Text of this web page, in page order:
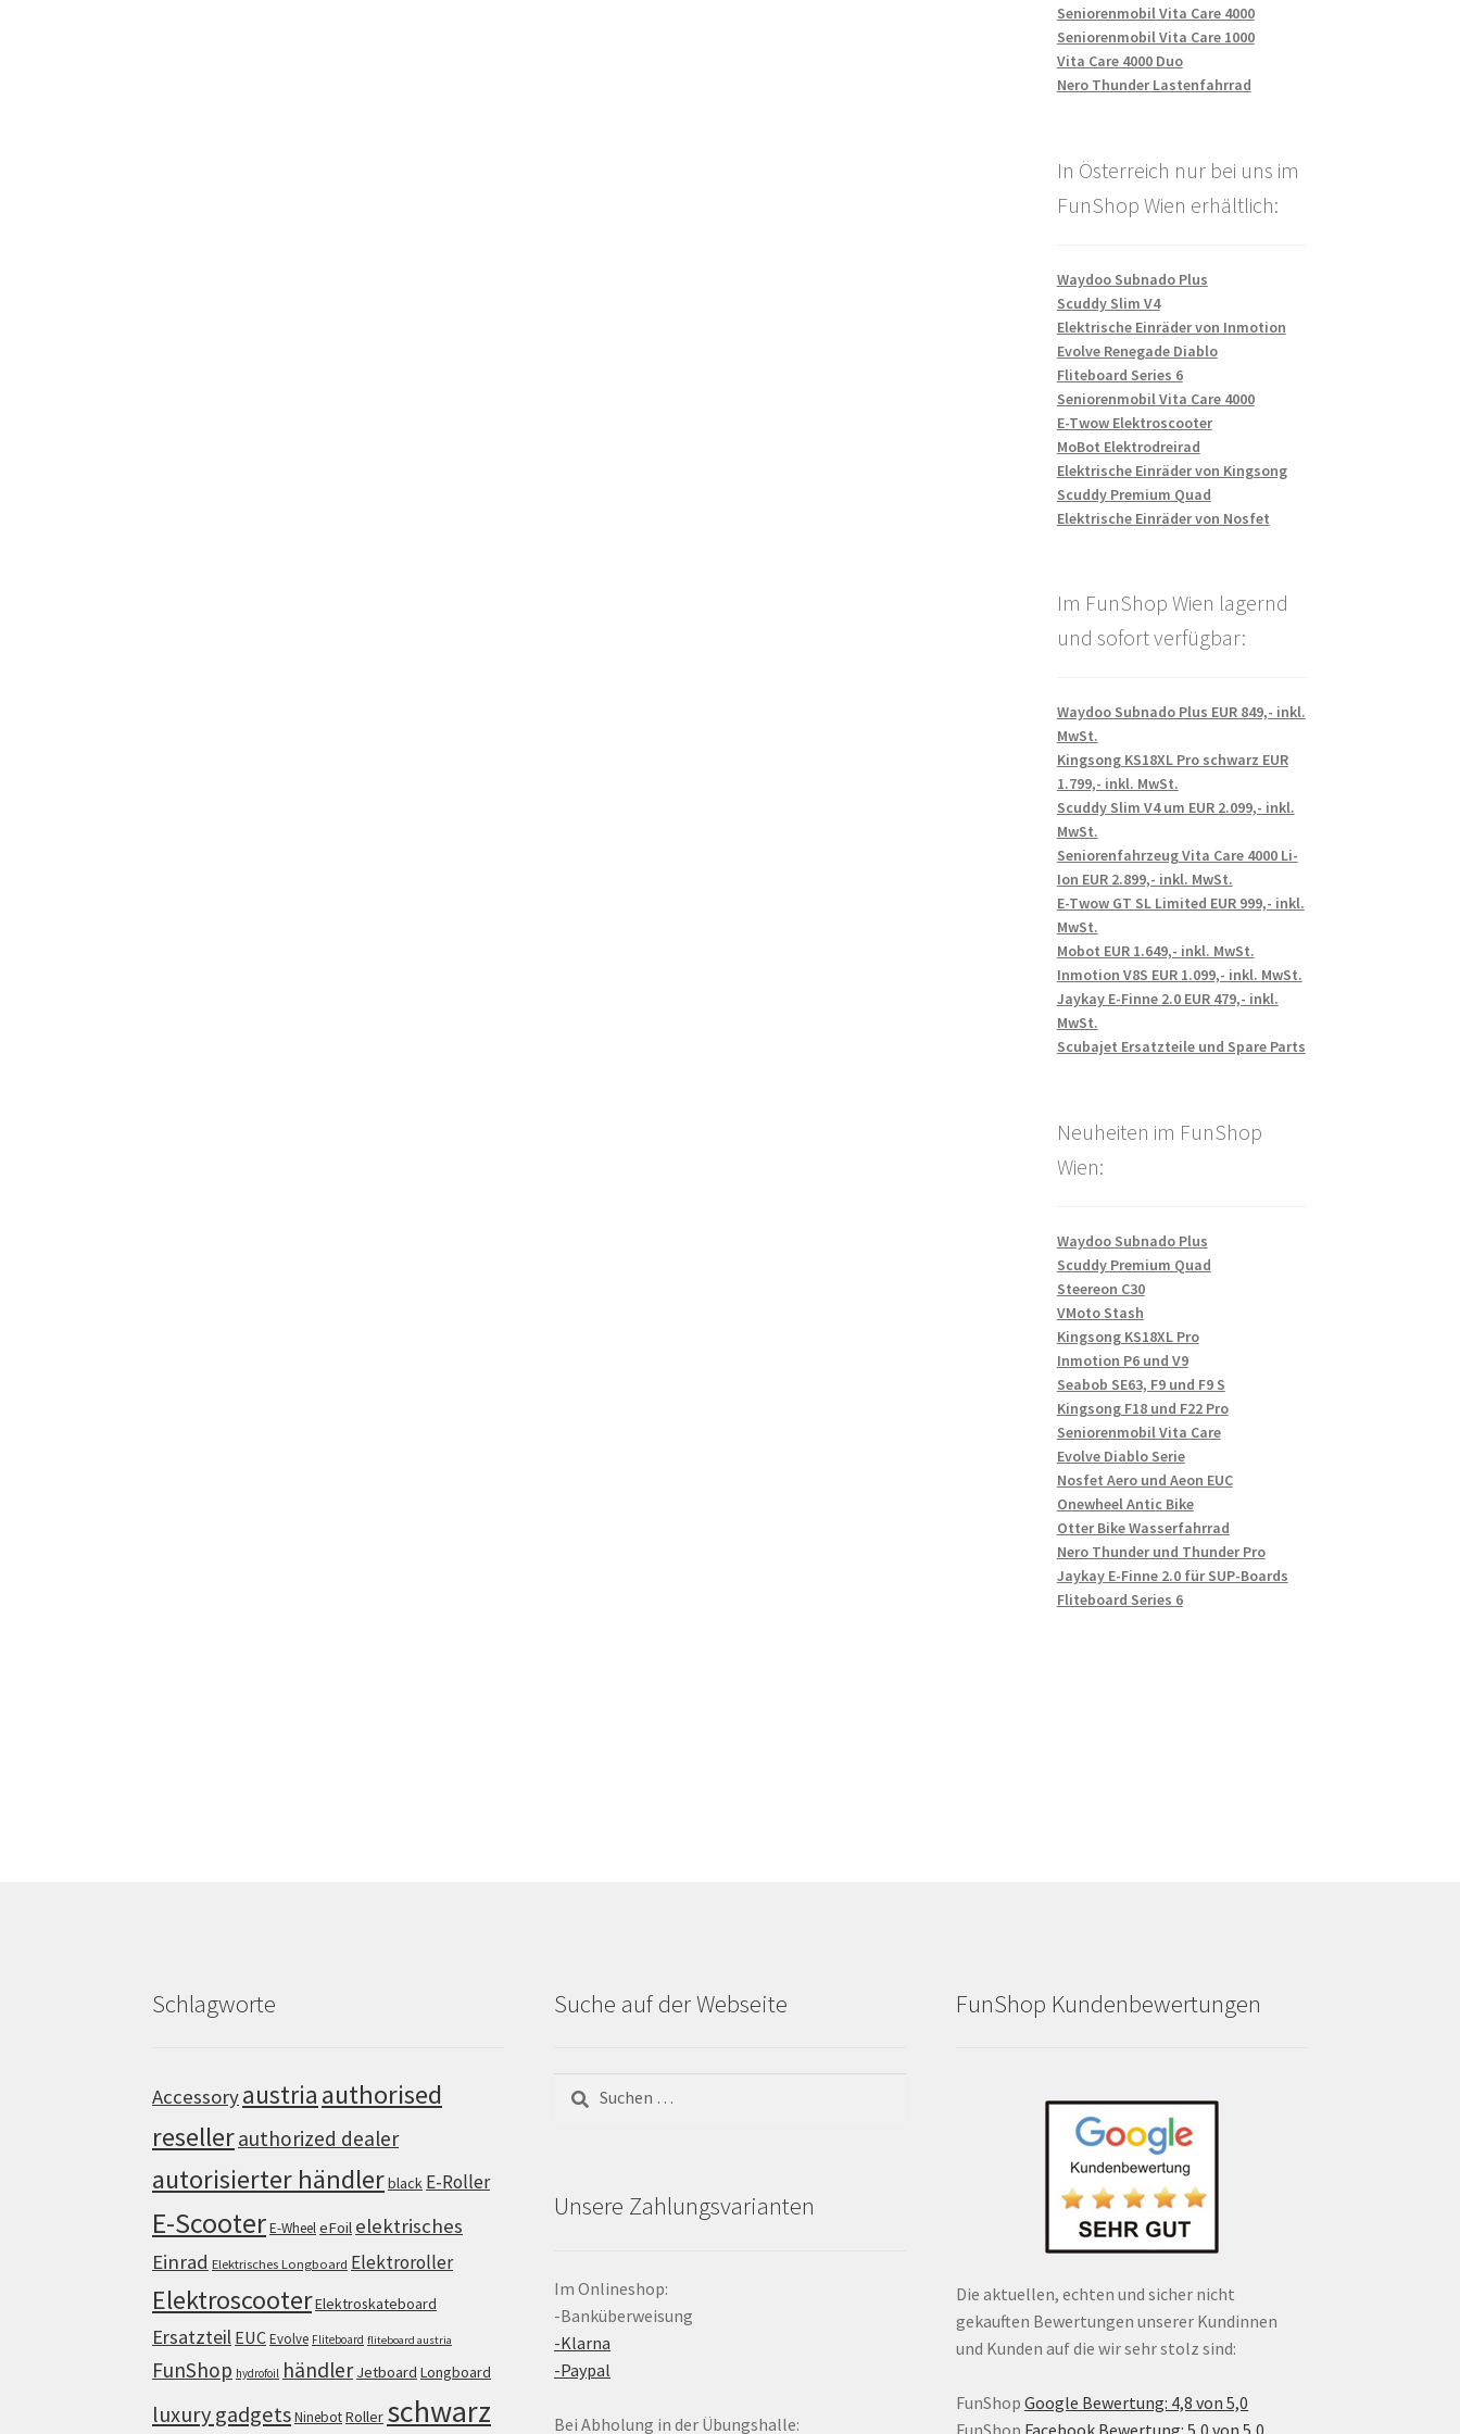
Seniorenmobil Vita Care 4000
Seniorenmobil Vita Care 1000
Vita Care 4000 Duo
Nero Thunder Lastenfahrrad
In Österreich nur bei uns im
FunShop Wien erhältlich:
Waydoo Subnado Plus
Scuddy Slim V4
Elektrische Einräder von Inmotion
Evolve Renegade Diablo
Fliteboard Series 6
Seniorenmobil Vita Care 4000
E-Twow Elektroscooter
MoBot Elektrodreirad
Elektrische Einräder von Kingsong
Scuddy Premium Quad
Elektrische Einräder von Nosfet
Im FunShop Wien lagernd
und sofort verfügbar:
Waydoo Subnado Plus EUR 849,- inkl.
MwSt.
Kingsong KS18XL Pro schwarz EUR
1.799,- inkl. MwSt.
Scuddy Slim V4 um EUR 2.099,- inkl.
MwSt.
Seniorenfahrzeug Vita Care 4000 Li-
Ion EUR 2.899,- inkl. MwSt.
E-Twow GT SL Limited EUR 999,- inkl.
MwSt.
Mobot EUR 1.649,- inkl. MwSt.
Inmotion V8S EUR 1.099,- inkl. MwSt.
Jaykay E-Finne 2.0 EUR 479,- inkl.
MwSt.
Scubajet Ersatzteile und Spare Parts
Neuheiten im FunShop
Wien:
Waydoo Subnado Plus
Scuddy Premium Quad
Steereon C30
VMoto Stash
Kingsong KS18XL Pro
Inmotion P6 und V9
Seabob SE63, F9 und F9 S
Kingsong F18 und F22 Pro
Seniorenmobil Vita Care
Evolve Diablo Serie
Nosfet Aero und Aeon EUC
Onewheel Antic Bike
Otter Bike Wasserfahrrad
Nero Thunder und Thunder Pro
Jaykay E-Finne 2.0 für SUP-Boards
Fliteboard Series 6
Schlagworte
Accessoryaustria authorised
resellerauthorized dealer
autorisierter händlerblack E-Roller
E-ScooterE-WheeleFoil elektrisches
Einrad Elektrisches Longboard Elektroroller
ElektroscooterElektroskateboard
Ersatzteil EUCEvolve Fliteboard fliteboard austria
FunShop hydrofoil händler Jetboard Longboard
luxury gadgetsNinebotRoller schwarz
Suche auf der Webseite
nach:
Unsere Zahlungsvarianten
Im Onlineshop:
-Banküberweisung
-Klarna
-Paypal
Bei Abholung in der Übungshalle:
FunShop Kundenbewertungen
Die aktuellen, echten und sicher nicht
gekauften Bewertungen unserer Kundinnen
und Kunden auf die wir sehr stolz sind:
FunShop Google Bewertung: 4,8 von 5,0
FunShop Facebook Bewertung: 5,0 von 5,0